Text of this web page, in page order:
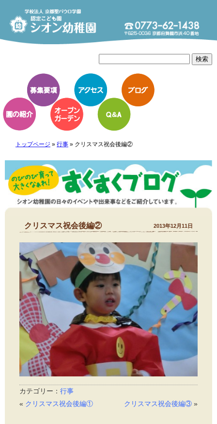
トップページ » 行事» クリスマス祝会後編②
クリスマス祝会後編② 2013年12月11日
カテゴリー： 行事
« クリスマス祝会後編① クリスマス祝会後編③ »